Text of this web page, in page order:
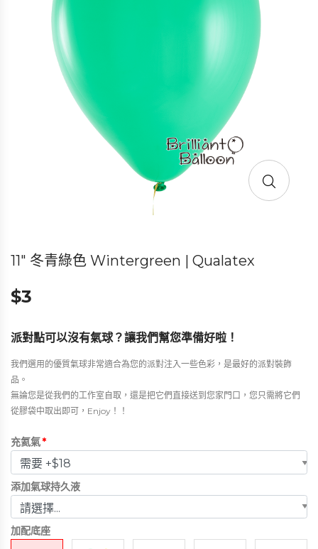
11″ 冬青綠色 Wintergreen | Qualatex
$3
派對點可以沒有氣球？讓我們幫您準備好啦！
我們選用的優質氣球非常適合為您的派對注入一些色彩，是最好的派對裝飾
品。
無論您是從我們的工作室自取，還是把它們直接送到您家門口，您只需將它們
從膠袋中取出即可，Enjoy！！
充氦氣*
添加氣球持久液
加配底座